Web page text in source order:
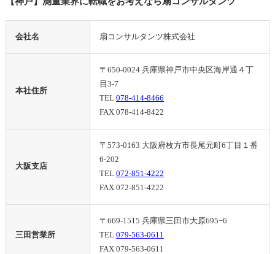
会社名 扇コンサルタンツ株式会社
本社住所
〒650-0024 兵庫県神戸市中央区海岸通４丁
目3-7
TEL 078-414-8466
FAX 078-414-8422
大阪支店
〒573-0163 大阪府枚方市長尾元町6丁目１番
6-202
TEL 072-851-4222
FAX 072-851-4222
三田営業所
〒669-1515 兵庫県三田市大原695−6
TEL 079-563-0611
FAX 079-563-0611